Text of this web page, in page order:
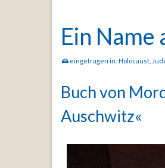
Ein Name
eingetragen in: Holocaust
Buch von
Auschwitz«